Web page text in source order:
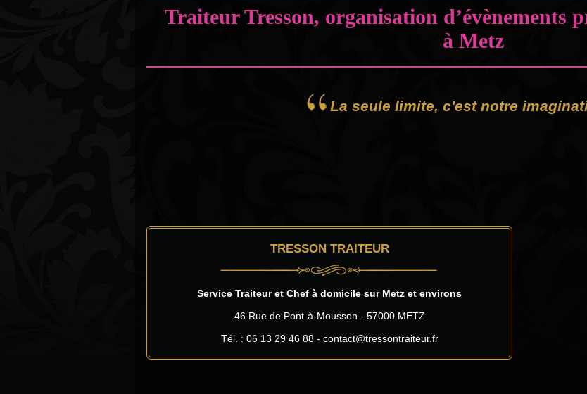
Traiteur Tresson, organisation d’évènements
à Metz
La seule limite, c'est notre
TRESSON TRAITEUR
Service Traiteur et Chef à domicile sur Metz et environs
46 Rue de Pont-à-Mousson - 57000 METZ
Tél. : 06 13 29 46 88 - contact@tressontraiteur.fr